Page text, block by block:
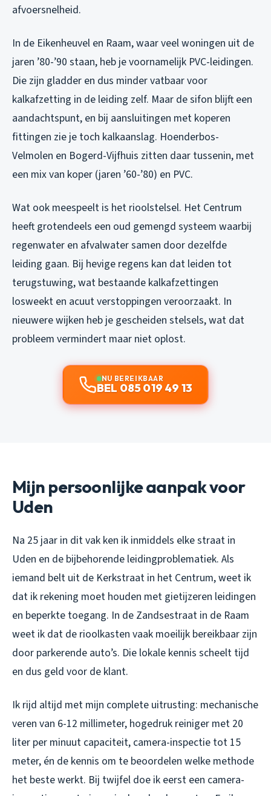
afvoersnelheid.
In de Eikenheuvel en Raam, waar veel woningen uit de
jaren ’80-’90 staan, heb je voornamelijk PVC-leidingen.
Die zijn gladder en dus minder vatbaar voor
kalkafzetting in de leiding zelf. Maar de sifon blijft een
aandachtspunt, en bij aansluitingen met koperen
fittingen zie je toch kalkaanslag. Hoenderbos-
Velmolen en Bogerd-Vijfhuis zitten daar tussenin, met
een mix van koper (jaren ’60-’80) en PVC.
Wat ook meespeelt is het rioolstelsel. Het Centrum
heeft grotendeels een oud gemengd systeem waarbij
regenwater en afvalwater samen door dezelfde
leiding gaan. Bij hevige regens kan dat leiden tot
terugstuwing, wat bestaande kalkafzettingen
losweekt en acuut verstoppingen veroorzaakt. In
nieuwere wijken heb je gescheiden stelsels, wat dat
probleem vermindert maar niet oplost.
NU BEREIKBAAR
BEL 085 019 49 13
Mijn persoonlijke aanpak voor
Uden
Na 25 jaar in dit vak ken ik inmiddels elke straat in
Uden en de bijbehorende leidingproblematiek. Als
iemand belt uit de Kerkstraat in het Centrum, weet ik
dat ik rekening moet houden met gietijzeren leidingen
en beperkte toegang. In de Zandsestraat in de Raam
weet ik dat de rioolkasten vaak moeilijk bereikbaar zijn
door parkerende auto’s. Die lokale kennis scheelt tijd
en dus geld voor de klant.
Ik rijd altijd met mijn complete uitrusting: mechanische
veren van 6-12 millimeter, hogedruk reiniger met 20
liter per minuut capaciteit, camera-inspectie tot 15
meter, én de kennis om te beoordelen welke methode
het beste werkt. Bij twijfel doe ik eerst een camera-